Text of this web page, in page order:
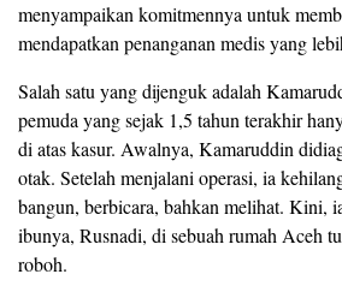
menyampaikan komitmennya untuk
mendapatkan penanganan medis yang
Salah satu yang dijenguk adalah
pemuda yang sejak 1,5 tahun terakhir
di atas kasur. Awalnya, Kamaruddin
otak. Setelah menjalani operasi, ia
bangun, berbicara, bahkan melihat. Kini,
ibunya, Rusnadi, di sebuah rumah Aceh
roboh.